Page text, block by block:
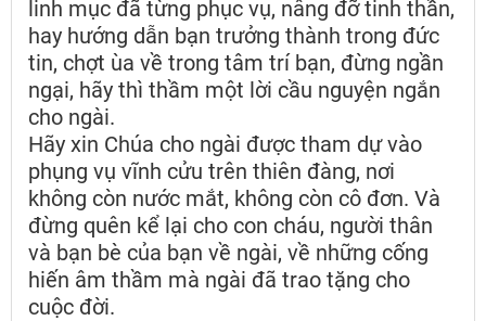
linh mục đã từng phục vụ, nâng đỡ tinh thần,
hay hướng dẫn bạn trưởng thành trong đức
tin, chợt ùa về trong tâm trí bạn, đừng ngần
ngại, hãy thì thầm một lời cầu nguyện ngắn
cho ngài.
Hãy xin Chúa cho ngài được tham dự vào
phụng vụ vĩnh cửu trên thiên đàng, nơi
không còn nước mắt, không còn cô đơn. Và
đừng quên kể lại cho con cháu, người thân
và bạn bè của bạn về ngài, về những cống
hiến âm thầm mà ngài đã trao tặng cho
cuộc đời.